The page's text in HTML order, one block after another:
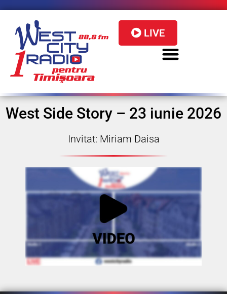
LIVE
West Side Story – 23 iunie 2026
Invitat: Miriam Daisa